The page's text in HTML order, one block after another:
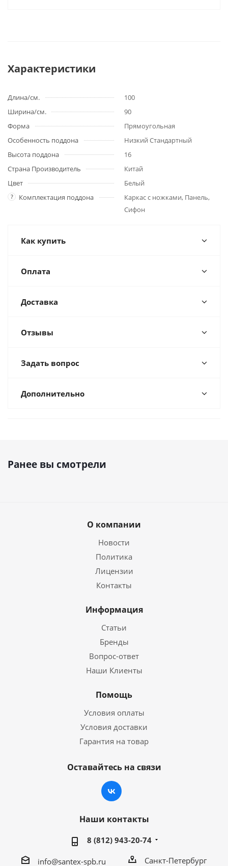
Характеристики
Длина/см.
100
Ширина/см.
90
Форма
Прямоугольная
Особенность поддона
Низкий Стандартный
Высота поддона
16
Страна Производитель
Китай
Цвет
Белый
? Комплектация поддона
Каркас с ножками, Панель,
Сифон
Как купить
Оплата
Доставка
Отзывы
Задать вопрос
Дополнительно
Ранее вы смотрели
О компании
Новости
Политика
Лицензии
Контакты
Информация
Статьи
Бренды
Вопрос-ответ
Наши Клиенты
Помощь
Условия оплаты
Условия доставки
Гарантия на товар
Оставайтесь на связи
Наши контакты
8 (812) 943-20-74
info@santex-spb.ru Санкт-Петербург